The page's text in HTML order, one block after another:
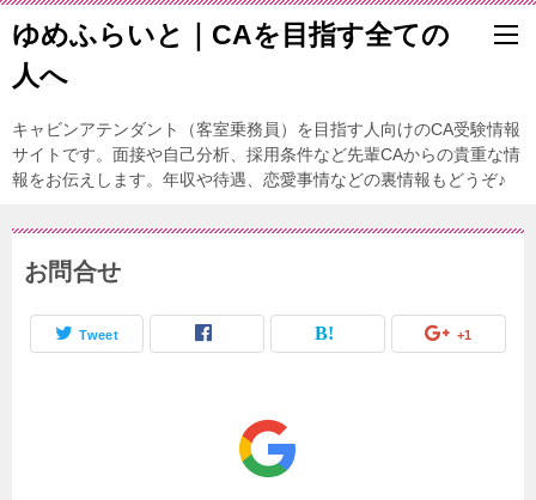
ゆめふらいと｜CAを目指す全ての
人へ
キャビンアテンダント（客室乗務員）を目指す人向けのCA受験情報
サイトです。面接や自己分析、採用条件など先輩CAからの貴重な情
報をお伝えします。年収や待遇、恋愛事情などの裏情報もどうぞ♪
お問合せ
Tweet +1